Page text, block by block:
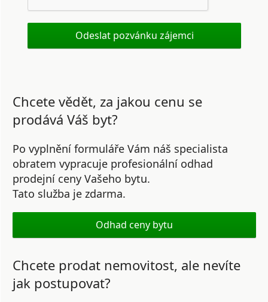
Chcete vědět, za jakou cenu se
prodává Váš byt?
Po vyplnění formuláře Vám náš specialista
obratem vypracuje profesionální odhad
prodejní ceny Vašeho bytu.
Tato služba je zdarma.
Odhad ceny bytu
Chcete prodat nemovitost, ale nevíte
jak postupovat?